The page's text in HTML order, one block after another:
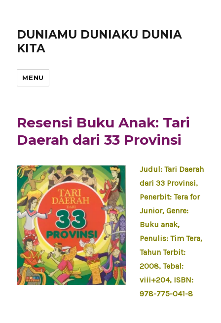
DUNIAMU DUNIAKU DUNIA
KITA
MENU
Resensi Buku Anak: Tari
Daerah dari 33 Provinsi
Judul: Tari Daerah
dari 33 Provinsi,
Penerbit: Tera for
Junior, Genre:
Buku anak,
Penulis: Tim Tera,
Tahun Terbit:
2008, Tebal:
viii+204, ISBN:
978-775-041-8